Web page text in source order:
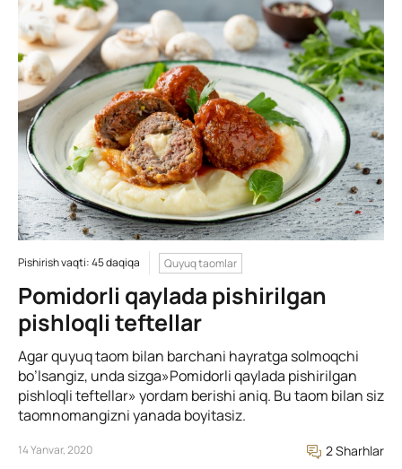
Pishirish vaqti: 45 daqiqa Quyuq taomlar
Pomidorli qaylada pishirilgan
pishloqli teftellar
Agar quyuq taom bilan barchani hayratga solmoqchi
bo’lsangiz, unda sizga»Pomidorli qaylada pishirilgan
pishloqli teftellar» yordam berishi aniq. Bu taom bilan siz
taomnomangizni yanada boyitasiz.
14 Yanvar, 2020 2 Sharhlar